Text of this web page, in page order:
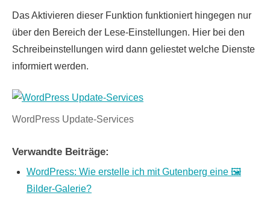
Das Aktivieren dieser Funktion funktioniert hingegen nur
über den Bereich der Lese-Einstellungen. Hier bei den
Schreibeinstellungen wird dann geliestet welche Dienste
informiert werden.
WordPress Update-Services
Verwandte Beiträge:
WordPress: Wie erstelle ich mit Gutenberg eine 🖼️
Bilder-Galerie?